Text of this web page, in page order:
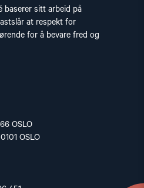
baserer sitt arbeid på
at respekt for
for å bevare fred og
OSLO
OSLO